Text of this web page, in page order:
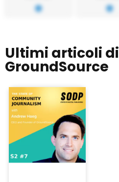
Ultimi articoli di
GroundSource